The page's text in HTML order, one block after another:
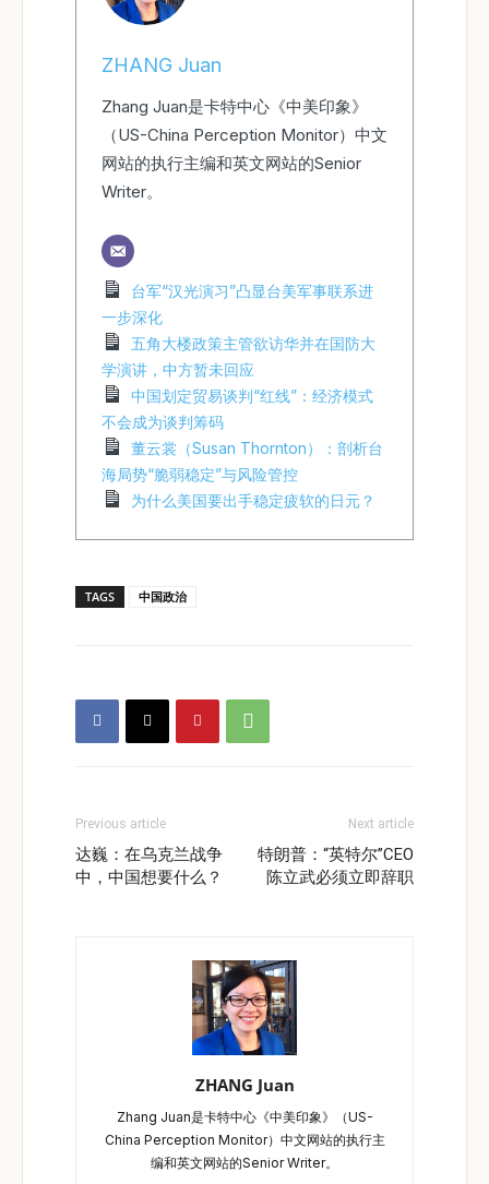
ZHANG Juan
Zhang Juan是卡特中心《中美印象》
（US-China Perception Monitor）中文
网站的执行主编和英文网站的Senior
Writer。
台军“汉光演习”凸显台美军事联系进
一步深化
五角大楼政策主管欲访华并在国防大
学演讲，中方暂未回应
中国划定贸易谈判“红线”：经济模式
不会成为谈判筹码
董云裳（Susan Thornton）：剖析台
海局势“脆弱稳定”与风险管控
为什么美国要出手稳定疲软的日元？
TAGS 中国政治
Previous article
达巍：在乌克兰战争
中，中国想要什么？
Next article
特朗普：“英特尔”CEO
陈立武必须立即辞职
ZHANG Juan
Zhang Juan是卡特中心《中美印象》（US-
China Perception Monitor）中文网站的执行主
编和英文网站的Senior Writer。